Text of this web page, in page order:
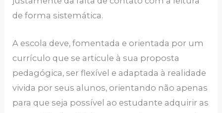
de forma sistemática.
A escola deve, fomentada e orientada por um
currículo que se articule à sua proposta
pedagógica, ser flexível e adaptada à realidade
vivida por seus alunos, orientando não apenas
para que seja possível ao estudante adquirir as